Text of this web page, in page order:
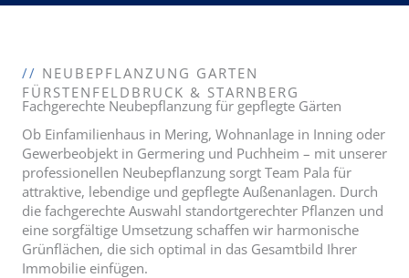
// NEUBEPFLANZUNG GARTEN
FÜRSTENFELDBRUCK & STARNBERG
Fachgerechte Neubepflanzung für gepflegte Gärten
Ob Einfamilienhaus in Mering, Wohnanlage in Inning oder
Gewerbeobjekt in Germering und Puchheim – mit unserer
professionellen Neubepflanzung sorgt Team Pala für
attraktive, lebendige und gepflegte Außenanlagen. Durch
die fachgerechte Auswahl standortgerechter Pflanzen und
eine sorgfältige Umsetzung schaffen wir harmonische
Grünflächen, die sich optimal in das Gesamtbild Ihrer
Immobilie einfügen.